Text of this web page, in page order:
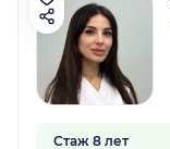
Стаж 8 лет